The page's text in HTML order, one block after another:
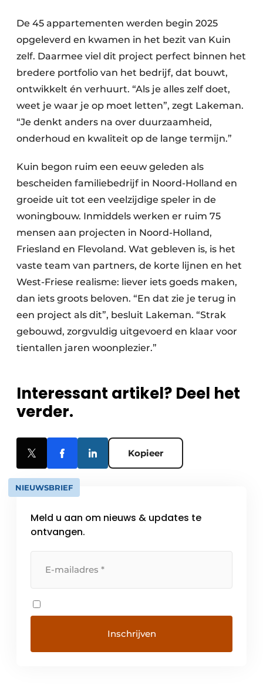
De 45 appartementen werden begin 2025
opgeleverd en kwamen in het bezit van Kuin
zelf. Daarmee viel dit project perfect binnen het
bredere portfolio van het bedrijf, dat bouwt,
ontwikkelt én verhuurt. “Als je alles zelf doet,
weet je waar je op moet letten”, zegt Lakeman.
“Je denkt anders na over duurzaamheid,
onderhoud en kwaliteit op de lange termijn.”
Kuin begon ruim een eeuw geleden als
bescheiden familiebedrijf in Noord-Holland en
groeide uit tot een veelzijdige speler in de
woningbouw. Inmiddels werken er ruim 75
mensen aan projecten in Noord-Holland,
Friesland en Flevoland. Wat gebleven is, is het
vaste team van partners, de korte lijnen en het
West-Friese realisme: liever iets goeds maken,
dan iets groots beloven. “En dat zie je terug in
een project als dit”, besluit Lakeman. “Strak
gebouwd, zorgvuldig uitgevoerd en klaar voor
tientallen jaren woonplezier.”
Interessant artikel? Deel het
verder.
Kopieer
NIEUWSBRIEF
Meld u aan om nieuws & updates te
ontvangen.